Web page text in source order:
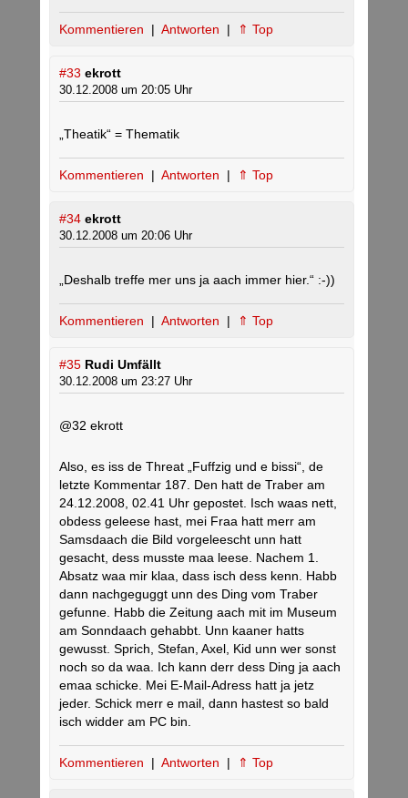
Kommentieren | Antworten | ⇑ Top
#33 ekrott
30.12.2008 um 20:05 Uhr
„Theatik“ = Thematik
Kommentieren | Antworten | ⇑ Top
#34 ekrott
30.12.2008 um 20:06 Uhr
„Deshalb treffe mer uns ja aach immer hier.“ :-))
Kommentieren | Antworten | ⇑ Top
#35 Rudi Umfällt
30.12.2008 um 23:27 Uhr
@32 ekrott
Also, es iss de Threat „Fuffzig und e bissi“, de
letzte Kommentar 187. Den hatt de Traber am
24.12.2008, 02.41 Uhr gepostet. Isch waas nett,
obdess geleese hast, mei Fraa hatt merr am
Samsdaach die Bild vorgeleescht unn hatt
gesacht, dess musste maa leese. Nachem 1.
Absatz waa mir klaa, dass isch dess kenn. Habb
dann nachgeguggt unn des Ding vom Traber
gefunne. Habb die Zeitung aach mit im Museum
am Sonndaach gehabbt. Unn kaaner hatts
gewusst. Sprich, Stefan, Axel, Kid unn wer sonst
noch so da waa. Ich kann derr dess Ding ja aach
emaa schicke. Mei E-Mail-Adress hatt ja jetz
jeder. Schick merr e mail, dann hastest so bald
isch widder am PC bin.
Kommentieren | Antworten | ⇑ Top